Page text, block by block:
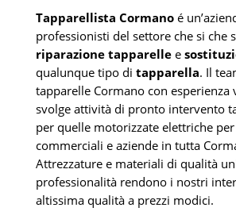
Tapparellista Cormanoé
professionisti del settore che si che
riparazione tapparellee
qualunque tipo di tapparella. Il
tapparelle Cormano con esperienza
svolge attività di pronto intervento
per quelle motorizzate elettriche
commerciali e aziende in tutta
Attrezzature e materiali di qualità
professionalità rendono i nostri
altissima qualità a prezzi modici.